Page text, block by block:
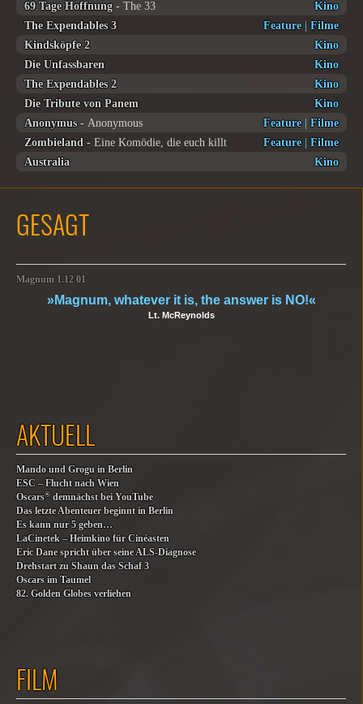
69 Tage Hoffnung - The 33
Kino
The Expendables 3
Feature| Filme
Kindsköpfe 2
Kino
Die Unfassbaren
Kino
The Expendables 2
Kino
Die Tribute von Panem
Kino
Anonymus- Anonymous Feature| Filme
Zombieland - Eine Komödie, die euch killt Feature| Filme
Australia
Kino
GESAGT
Magnum 1.12 01
»Magnum, whatever it is, the answer is NO!«
Lt. McReynolds
AKTUELL
Mando und Grogu in Berlin
ESC – Flucht nach Wien
Oscars® demnächst bei YouTube
Das letzte Abenteuer beginnt in Berlin
Es kann nur 5 geben…
LaCinetek – Heimkino für Cinéasten
Eric Dane spricht über seine ALS-Diagnose
Drehstart zu Shaun das Schaf 3
Oscars im Taumel
82. Golden Globes verliehen
FILM